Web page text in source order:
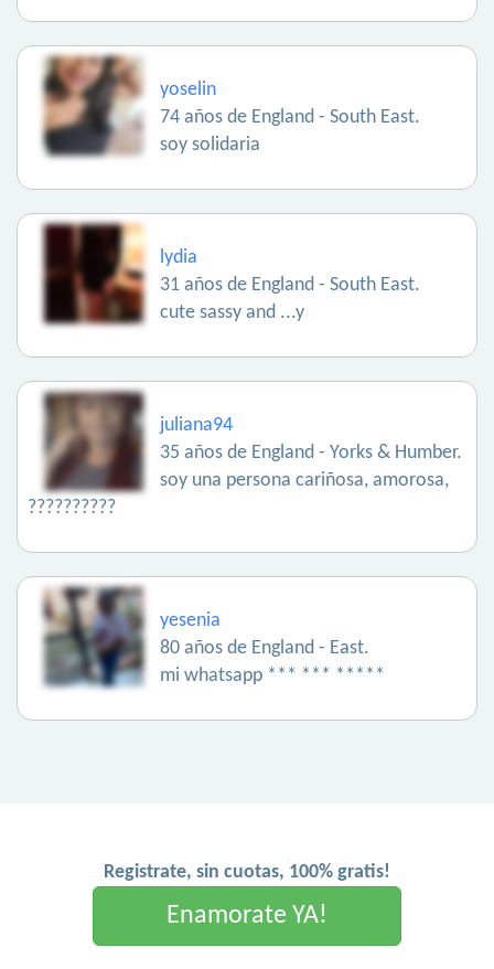
yoselin
74 años de England - South East.
soy solidaria
lydia
31 años de England - South East.
cute sassy and ...y
juliana94
35 años de England - Yorks & Humber.
soy una persona cariñosa, amorosa,
??????????
yesenia
80 años de England - East.
mi whatsapp *** *** *****
Registrate, sin cuotas, 100% gratis!
Enamorate YA!